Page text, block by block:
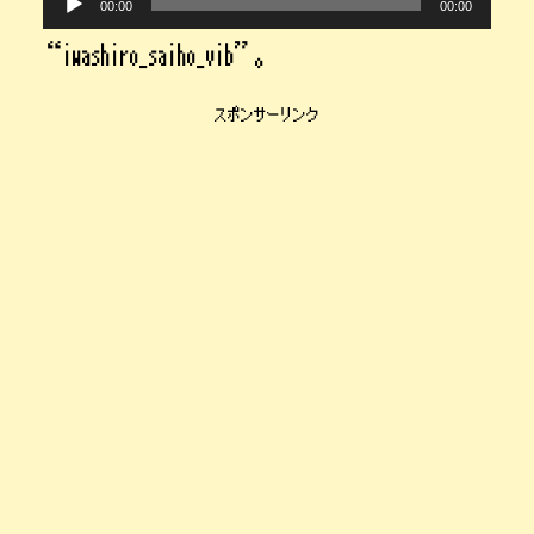
プ
レ
00:00 00:00
“iwashiro_saiho_vib”。
スポンサーリンク